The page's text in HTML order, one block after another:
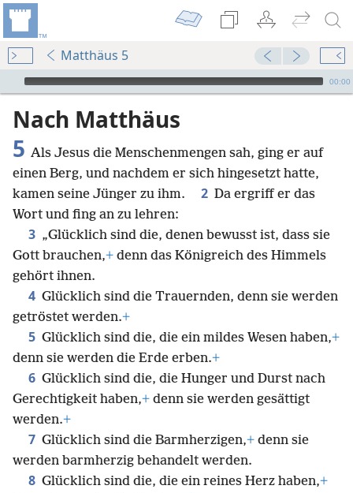
Matthäus 5
Audio Player
00:00
Nach Matthäus
5 Als Jesus die Menschenmengen sah, ging er auf
einen Berg, und nachdem er sich hingesetzt hatte,
kamen seine Jünger zu ihm.
2 Da ergriff er das
Wort und fing an zu lehren:
3 „Glücklich sind die, denen bewusst ist, dass sie
Gott brauchen,+ denn das Königreich des Himmels
gehört ihnen.
4 Glücklich sind die Trauernden, denn sie werden
getröstet werden.+
5 Glücklich sind die, die ein mildes Wesen haben,+
denn sie werden die Erde erben.+
6 Glücklich sind die, die Hunger und Durst nach
Gerechtigkeit haben,+ denn sie werden gesättigt
werden.+
7 Glücklich sind die Barmherzigen,+ denn sie
werden barmherzig behandelt werden.
8 Glücklich sind die, die ein reines Herz haben,+